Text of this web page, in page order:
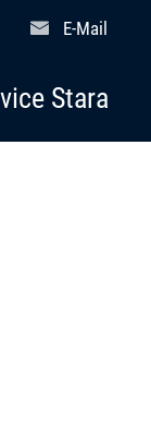
E-Mail
Stara